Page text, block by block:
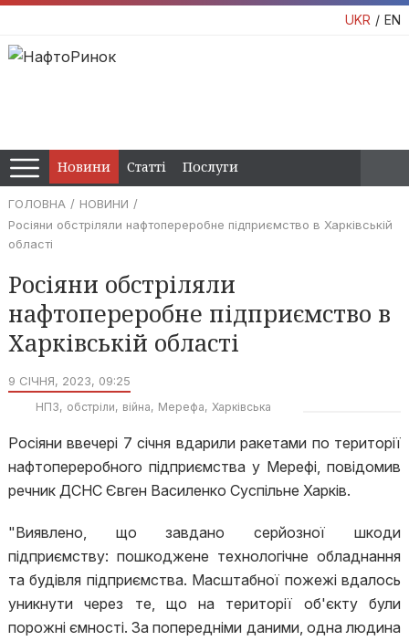
UKR EN
Новини Статті Послуги
ГОЛОВНА
НОВИНИ
Росіяни обстріляли нафтопереробне підприємство в Харківській
області
Росіяни обстріляли
нафтопереробне підприємство в
Харківській області
9 СІЧНЯ, 2023, 09:25
НПЗ обстріли війна Мерефа Харківська
Росіяни ввечері 7 січня вдарили ракетами по території
нафтопереробного підприємства у Мерефі, повідомив
речник ДСНС Євген Василенко Суспільне Харків.
"Виявлено, що завдано серйозної шкоди
підприємству: пошкоджене технологічне обладнання
та будівля підприємства. Масштабної пожежі вдалось
уникнути через те, що на території об'єкту були
порожні ємності. За попередніми даними, одна людина